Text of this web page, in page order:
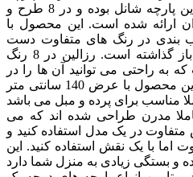
های با کیفیت ترک می باشد. این پارچه شانل بوده و در 8 طرح و
ارائه شده است. این محصول با
بندی در رنگ های متفاوت دست
شما را برای انتخابی بی نظیر باز گذاشته است. رزالین در 8 رنگ
به راحتی می توانید آن ها را در
هر دکوراسیونی استفاده کنید. این محصول با عرض 140 سانتی متر
مدرن طراحی شده اند که می
متفاوت در یک مدل استفاده کنید و
اما با یک نقش استفاده کنید. این